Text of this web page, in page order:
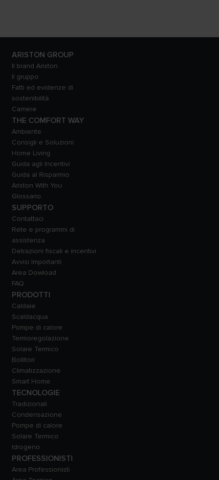
ARISTON GROUP
Il brand Ariston
Il gruppo
Fatti ed evidenze di
sostenibilità
Carriere
THE COMFORT WAY
Ambiente
Consigli e Soluzioni
Home Living
Guida agli Incentivi
Guida al Risparmio
Ariston With You
Glossario
SUPPORTO
Contattaci
Rete e programmi di
assistenza
Detrazioni fiscali e incentivi
Avvisi Importanti
Area Dowload
FAQ
PRODOTTI
Caldaie
Scaldacqua
Pompe di calore
Termoregolazione
Solare Termico
Bollitori
Climatizzazione
Smart Home
TECNOLOGIE
Tradizionali
Condensazione
Pompe di calore
Solare Termico
Idrogeno
PROFESSIONISTI
Area Professionisti